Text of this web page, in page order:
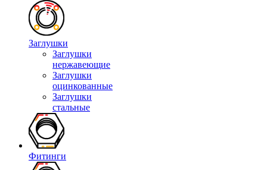
Заглушки
Заглушки
нержавеющие
Заглушки
оцинкованные
Заглушки
стальные
Фитинги